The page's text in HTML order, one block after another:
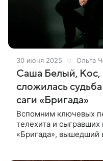
30 июня 2025 Ольга
Саша Белый, Кос,
сложилась судьба
саги «Бригада»
Вспомним ключевых
телехита и
«Бригада», вышедший